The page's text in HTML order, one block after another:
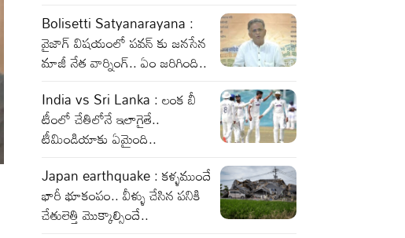
Bolisetti Satyanarayana :
వైజాగ్ విషయంలో పవన్ కు జనసేన
మాజీ నేత వార్నింగ్.. ఏం జరిగింది..
India vs Sri Lanka : లంక బీ
టీంలో చేతిలోనే ఇలాగైతే..
టీమిండియాకు ఏమైంది..
Japan earthquake : కళ్ళముందే
భారీ భూకంపం.. వీళ్ళు చేసిన పనికి
చేతులెత్తి మొక్కాల్సిందే..